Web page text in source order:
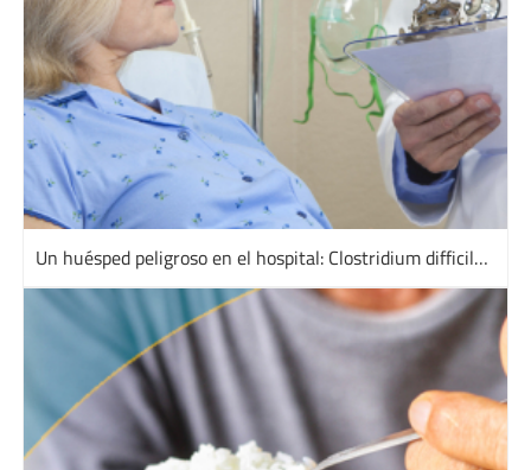
Un huésped peligroso en el hospital: Clostridium difficile – ¿qué dicen los estudios más recientes?